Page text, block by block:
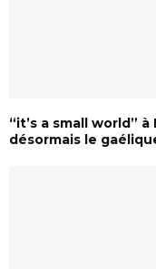
“it’s a small world”
désormais le